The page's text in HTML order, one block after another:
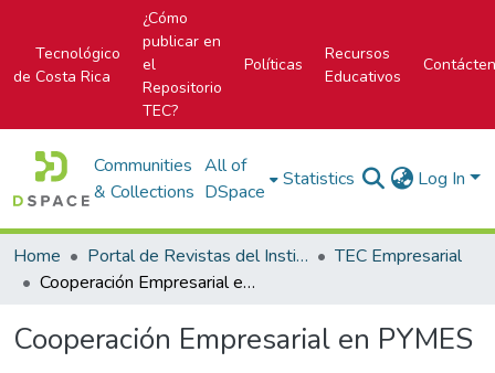
Tecnológico
de Costa Rica
¿Cómo
publicar en
el
Repositorio
TEC?
Políticas
Recursos
Educativos
Communities
& Collections
All of
DSpace
Statistics Log In
Home Portal de Revistas del Instituto Tecnológico de Costa Rica
TEC Empresarial
Cooperación Empresarial en PYMES
Cooperación Empresarial en PYMES